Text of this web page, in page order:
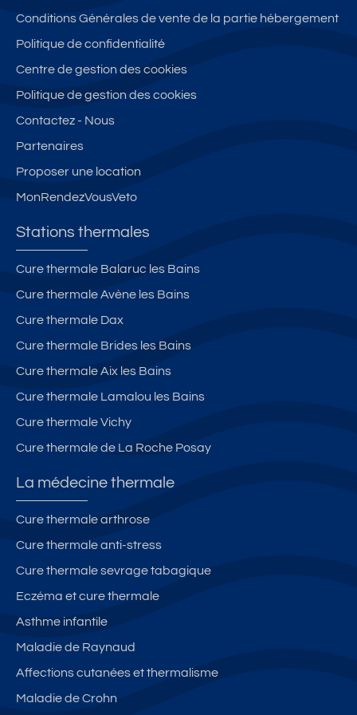
Conditions Générales de vente de la partie hébergement
Politique de confidentialité
Centre de gestion des cookies
Politique de gestion des cookies
Contactez - Nous
Partenaires
Proposer une location
MonRendezVousVeto
Stations thermales
Cure thermale Balaruc les Bains
Cure thermale Avène les Bains
Cure thermale Dax
Cure thermale Brides les Bains
Cure thermale Aix les Bains
Cure thermale Lamalou les Bains
Cure thermale Vichy
Cure thermale de La Roche Posay
La médecine thermale
Cure thermale arthrose
Cure thermale anti-stress
Cure thermale sevrage tabagique
Eczéma et cure thermale
Asthme infantile
Maladie de Raynaud
Affections cutanées et thermalisme
Maladie de Crohn